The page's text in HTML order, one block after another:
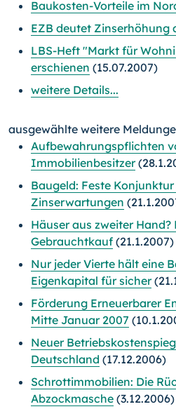
Baukosten-Vorteile im
EZB deutet Zinserhöhung
LBS-Heft "Markt für
erschienen (15.07.2007)
weitere Details...
ausgewählte weitere
Aufbewahrungspflichten
Immobilienbesitzer
Baugeld: Feste
Zinserwartungen
Häuser aus zweiter
Gebrauchtkauf (21.1.2007)
Nur jeder Vierte hält eine
Eigenkapital für sicher
Förderung Erneuerbarer
Mitte Januar 2007
Neuer
Deutschland (17.12.2006)
Schrottimmobilien: Die
Abzockmasche (3.12.2006)